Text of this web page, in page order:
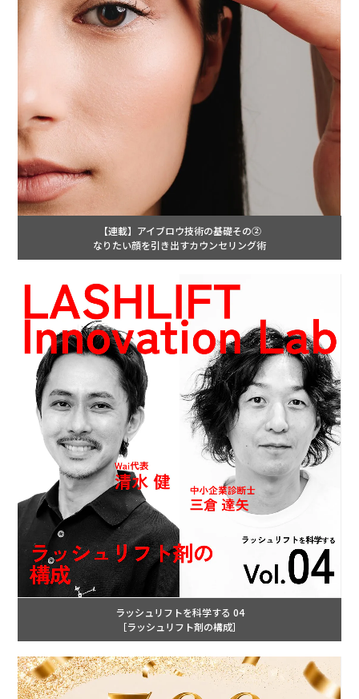
【連載】アイブロウ技術の基礎その②
なりたい顔を引き出すカウンセリング術
ラッシュリフトを科学する 04
［ラッシュリフト剤の構成］